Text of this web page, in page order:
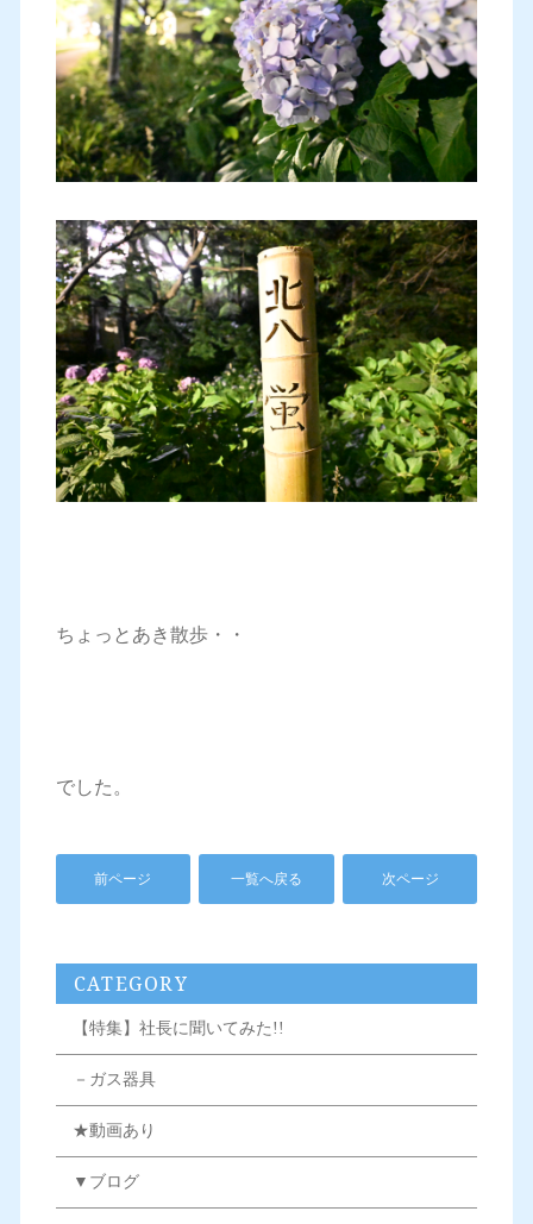
ちょっとあき散歩・・
でした。
前ページ 一覧へ戻る 次ページ
CATEGORY
【特集】社長に聞いてみた!!
－ガス器具
★動画あり
▼ブログ